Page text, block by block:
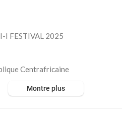
I FESTIVAL 2025
Centrafricaine
Montre plus